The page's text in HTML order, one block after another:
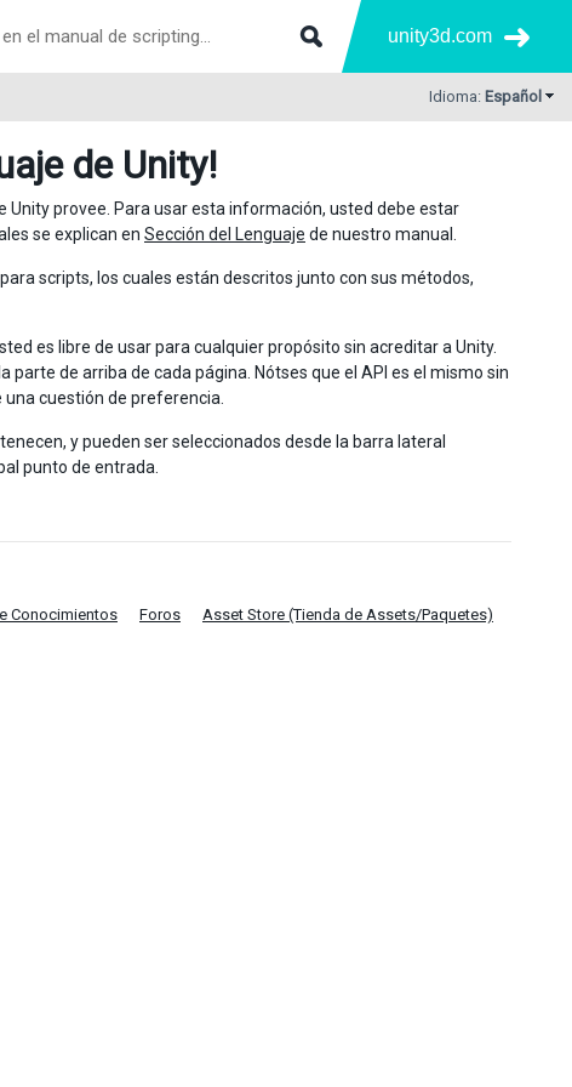
unity3d.com
Idioma: Español
de Unity!
Unity provee. Para usar esta información, usted debe estar
se explican en Sección del Lenguaje de nuestro manual.
scripts, los cuales están descritos junto con sus métodos,
es libre de usar para cualquier propósito sin acreditar a Unity.
parte de arriba de cada página. Nótses que el API es el mismo sin
cuestión de preferencia.
y pueden ser seleccionados desde la barra lateral
punto de entrada.
Conocimientos Foros Asset Store (Tienda de Assets/Paquetes)